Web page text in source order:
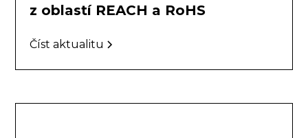
z oblastí REACH a RoHS
Číst aktualitu